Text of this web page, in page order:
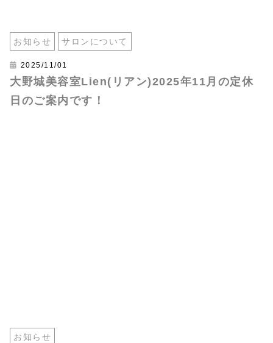
お知らせ サロンについて
2025/11/01
大野城美容室Lien(リアン)2025年11月の定休
日のご案内です！
お知らせ